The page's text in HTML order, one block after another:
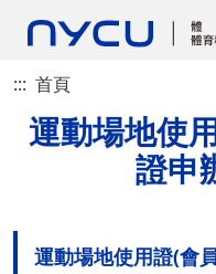
::: 首頁
運動場地使
證申
運動場地使用證(會